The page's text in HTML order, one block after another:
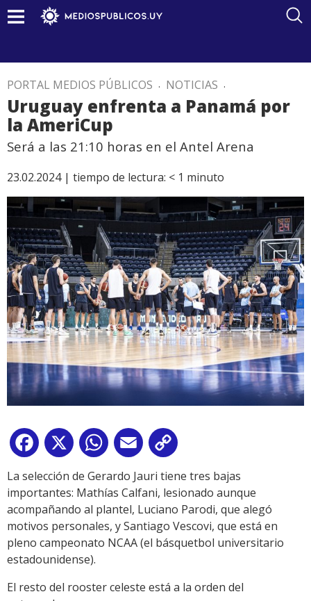
PORTAL MEDIOS PÚBLICOS . NOTICIAS .
Uruguay enfrenta a Panamá por
la AmeriCup
Será a las 21:10 horas en el Antel Arena
23.02.2024 | tiempo de lectura: < 1 minuto
Facebook
X WhatsApp
Email
Link
La selección de Gerardo Jauri tiene tres bajas
importantes: Mathías Calfani, lesionado aunque
acompañando al plantel, Luciano Parodi, que alegó
motivos personales, y Santiago Vescovi, que está en
pleno campeonato NCAA (el básquetbol universitario
estadounidense).
El resto del rooster celeste está a la orden del